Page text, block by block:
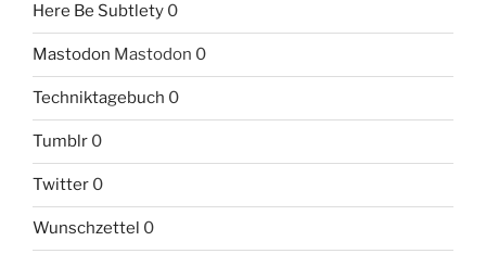
Here Be Subtlety 0
Mastodon Mastodon 0
Techniktagebuch 0
Tumblr 0
Twitter 0
Wunschzettel 0